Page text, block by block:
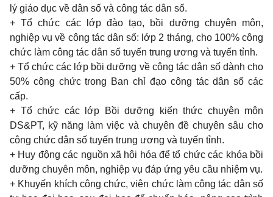
lý giáo dục về dân số và công tác dân số.
+Tổ chức các lớp đào tạo, bồi dưỡng chuyên môn,
nghiệp vụ về công tác dân số: lớp 2 tháng, cho 100%công
chức làm công tác dân số tuyến trung ương và tuyến tỉnh.
+Tổ chức các lớp bồi dưỡng về công tác dân số dànhcho
50% công chứctrong Banchỉ đạo công tác dân số các
cấp.
+ Tổ chức các lớp Bồi dưỡng kiến thức chuyên môn
DS&PT, kỹ năng làm việc và chuyên đề chuyên sâucho
công chức dân số tuyến trung ương và tuyến tỉnh.
+ Huy động các nguồn xã hội hóa để tổ chức các khóa bồi
dưỡng chuyên môn, nghiệp vụ đáp ứng yêu cầu nhiệm vụ.
+ Khuyến khích công chức, viên chức làm công tác dân số